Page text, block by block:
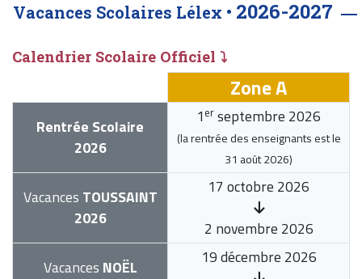
Vacances Scolaires Lélex • 2026-2027
Calendrier Scolaire Officiel ⤵
Zone A
Rentrée Scolaire
2026
1 er septembre 2026
(la rentrée des enseignants est le
31 août 2026)
Vacances TOUSSAINT
2026
17 octobre 2026
2 novembre 2026
Vacances NOËL
19 décembre 2026